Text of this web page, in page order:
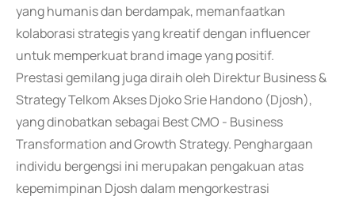
yang humanis dan berdampak, memanfaatkan
kolaborasi strategis yang kreatif dengan influencer
untuk memperkuat brand image yang positif.
Prestasi gemilang juga diraih oleh Direktur Business &
Strategy Telkom Akses Djoko Srie Handono (Djosh),
yang dinobatkan sebagai Best CMO - Business
Transformation and Growth Strategy. Penghargaan
individu bergengsi ini merupakan pengakuan atas
kepemimpinan Djosh dalam mengorkestrasi